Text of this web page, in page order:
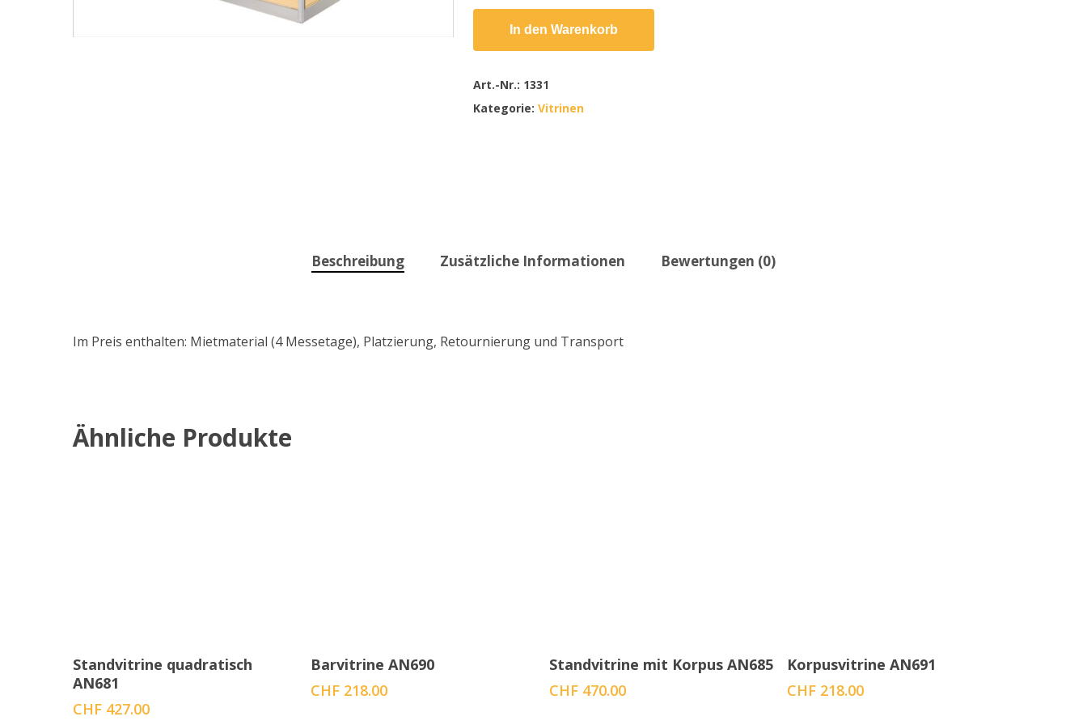
In den Warenkorb
Art.-Nr.: 1331
Kategorie: Vitrinen
Beschreibung Zusätzliche Informationen Bewertungen (0)
Im Preis enthalten: Mietmaterial (4 Messetage), Platzierung, Retournierung und Transport
Ähnliche Produkte
In den Warenkorb
Standvitrine quadratisch
AN681
CHF 427.00
In den Warenkorb
Barvitrine AN690
CHF 218.00
In den Warenkorb
Standvitrine mit Korpus AN685
CHF470.00
In den Warenkorb
Korpusvitrine AN691
CHF 218.00